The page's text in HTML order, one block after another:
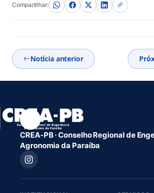
Compartilhar:
Notícia anterior
CREA-PB · Conselho Regional de
Agronomia da Paraíba